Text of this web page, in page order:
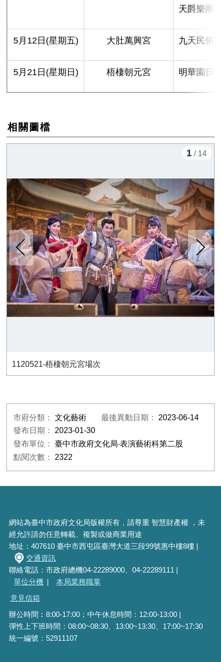
天爵樂團
5月12日(星期五) 大肚萬興宮 九天民俗
5月21日(星期日) 梧棲朝元宮 明華園日
相關圖檔
1120521-梧棲朝元宮場次
下一張
1 / 14
市府分類：文化藝術 最後異動日期： 2023-06-14
發布日期： 2023-01-30
發布單位：臺中市政府文化局‧表演藝術科第二股
點閱次數： 2322
網站為臺中市政府文化局版權所有，請尊重 智慧財產權 ，未
經允許請勿任意轉載、複製或做商業用途
地址：407610 臺中市西屯區臺灣大道三段99號惠中樓8樓 |
交通資訊
聯絡電話：市政府總機04-22289000、04-22289111 |
單位分機 |
本局業務職掌
意見信箱
辦公時間︰8:00-17:00；中午休息時間：12:00-13:00 |
彈性上下班時間：08:00~08:30、13:00~13:30、17:00~17:30
統一編號：52911107